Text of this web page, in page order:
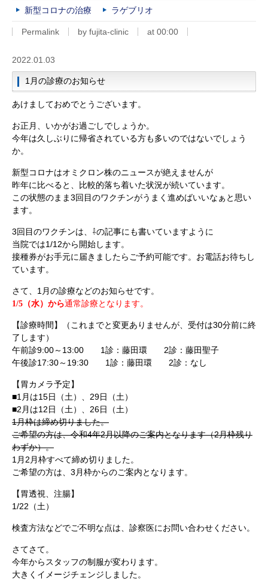
新型コロナの治療 ラゲブリオ
Permalink by fujita-clinic at 00:00
2022.01.03
1月の診療のお知らせ
あけましておめでとうございます。
お正月、いかがお過ごしでしょうか。
今年は久しぶりに帰省されている方も多いのではないでしょう
か。
新型コロナはオミクロン株のニュースが絶えませんが
昨年に比べると、比較的落ち着いた状況が続いています。
この状態のまま3回目のワクチンがうまく進めばいいなぁと思い
ます。
3回目のワクチンは、⇩の記事にも書いていますように
当院では1/12から開始します。
接種券がお手元に届きましたらご予約可能です。お電話お待ちし
ています。
さて、1月の診療などのお知らせです。
1/5 （水）から通常診療となります。
【診療時間】（これまでと変更ありませんが、受付は30分前に終
了します）
午前診9:00～ 13:00 1診：藤田環 2診：藤田聖子
午後診17:30～ 19:30 1診：藤田環 2診：なし
【胃カメラ予定】
■1 月は15日（土）、 29日（土）
■2 月は12日（土）、 26日（土）
1月枠は締め切りました。
ご希望の方は、令和4年2月以降のご案内となります（2月枠残り
わずか）。
1月2月枠すべて締め切りました。
ご希望の方は、3月枠からのご案内となります。
【胃透視、注腸】
1/22 （土）
検査方法などでご不明な点は、診察医にお問い合わせください。
さてさて。
今年からスタッフの制服が変わります。
大きくイメージチェンジしました。